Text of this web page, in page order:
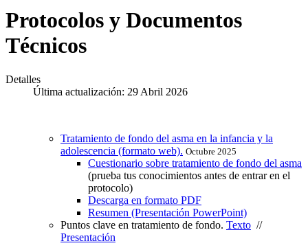
Protocolos y Documentos
Técnicos
Detalles
Última actualización: 29 Abril 2026
Tratamiento de fondo del asma en la infancia y la
adolescencia (formato web). Octubre 2025
Cuestionario sobre tratamiento de fondo del asma
(prueba tus conocimientos antes de entrar en el
protocolo)
Descarga en formato PDF
Resumen (Presentación PowerPoint)
Puntos clave en tratamiento de fondo. Texto //
Presentación